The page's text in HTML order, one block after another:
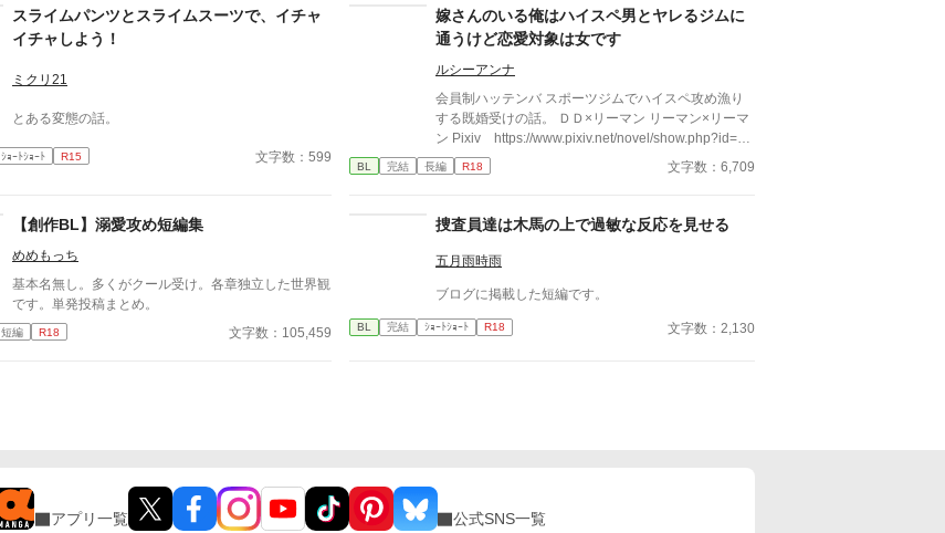
躍する 意志をなくし筋肉の操り人形と化した“デク”
消える教師 山奥の男子校で繰り広げられるダークフ
ァンタジー
スライムパンツとスライムスーツで、イチャ
イチャしよう！
ミクリ21
とある変態の話。
ｼｮｰﾄｼｮｰﾄ R15 文字数：599
嫁さんのいる俺はハイスペ男とヤレるジムに
通うけど恋愛対象は女です
ルシーアンナ
会員制ハッテンバ スポーツジムでハイスペ攻め漁り
する既婚受けの話。 ＤＤ×リーマン リーマン×リーマ
ン Pixiv https://www.pixiv.net/novel/show.php?id=23
805865 ムーンライトノベルズ https://novel18.syos
etu.com/n1822jz/ fujossy https://fujossy.jp/books/30
BL 完結 長編 R18 文字数：6,709
【創作BL】溺愛攻め短編集
めめもっち
基本名無し。多くがクール受け。各章独立した世界観
です。単発投稿まとめ。
短編 R18 文字数：105,459
捜査員達は木馬の上で過敏な反応を見せる
五月雨時雨
ブログに掲載した短編です。
BL 完結 ｼｮｰﾄｼｮｰﾄ R18 文字数：2,130
アプリ一覧 公式SNS一覧